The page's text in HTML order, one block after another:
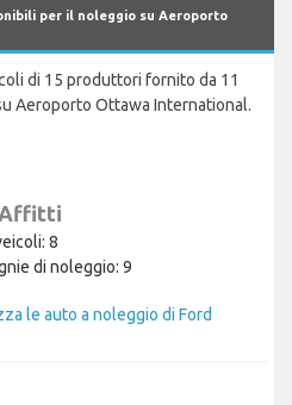
per il noleggio su Aeroporto
di 15 produttori fornito da 11
Aeroporto Ottawa International.
Affitti
8
di noleggio: 9
le auto a noleggio di Ford